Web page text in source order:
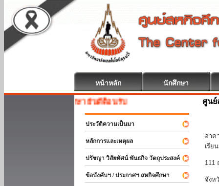
หน้าหลัก นักศึกษา
สหกิจศึกษา ยินดีต้อนรับ
ประวัติความเป็นมา
หลักการและเหตุผล
ปรัชญา วิสัยทัศน์ พันธกิจ วัตถุประสงค์
ข้อบังคับฯ / ประกาศฯ สหกิจศึกษา
ศูน
อาค
เรีย
111
จังห